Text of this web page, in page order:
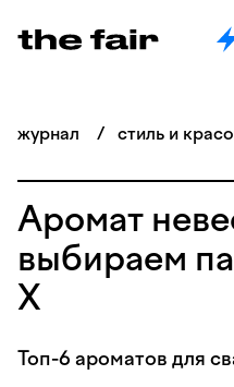
журнал / стиль и
Аромат
выбираем
Х
Топ-6 ароматов для